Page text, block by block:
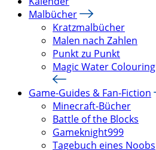
Malbücher
Kratzmalbücher
Malen nach Zahlen
Punkt zu Punkt
Magic Water Colouring
Game-Guides & Fan-Fiction
Minecraft-Bücher
Battle of the Blocks
Gameknight999
Tagebuch eines Noobs